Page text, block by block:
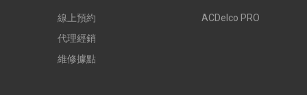
線上預約
代理經銷
維修據點
ACDelco PRO